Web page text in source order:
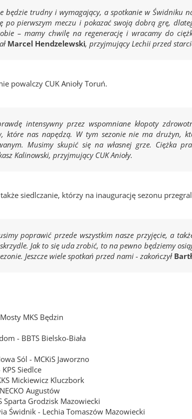
będzie trudny i wymagający, a spotkanie w Świdniku
po pierwszym meczu i pokazać swoją dobrą grę,
– mamy chwilę na regenerację i wracamy do
Marcel Hendzelewski, przyjmujący Lechii przed
powalczy CUK Anioły Toruń.
intensywny przez wspomniane kłopoty
które nas napędzą. W tym sezonie nie ma drużyn,
Musimy skupić się na własnej grze. Ciężka
Kalinowski, przyjmujący CUK Anioły.
siedlczanie, którzy na inaugurację sezonu
poprawić przede wszystkim nasze przyjęcie, a
Jak to się uda zrobić, to na pewno będziemy
Jeszcze wiele spotkań przed nami - zakończył
MKS Będzin
- BBTS Bielsko-Biała
Sól - MCKiS Jaworzno
Siedlce
Mickiewicz Kluczbork
Augustów
Sparta Grodzisk Mazowiecki
Świdnik - Lechia Tomaszów Mazowiecki